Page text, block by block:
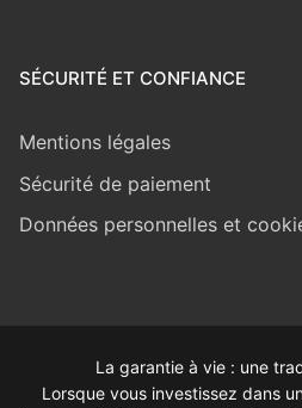
SÉCURITÉ ET CONFIANCE
Mentions légales
Sécurité de paiement
Données personnelles et
La garantie à vie : une
Lorsque vous investissez dans